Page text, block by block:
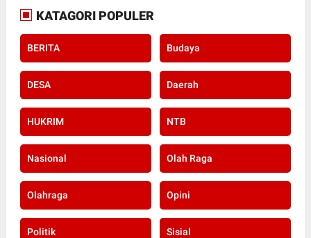
KATAGORI POPULER
BERITA Budaya
DESA Daerah
HUKRIM NTB
Nasional Olah Raga
Olahraga Opini
Politik Sisial